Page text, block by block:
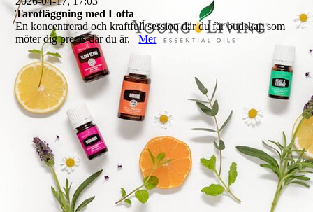
Tarotläggning med Lotta
En koncentrerad och kraftfull session där du får budskap som
möter dig precis där du är.Mer